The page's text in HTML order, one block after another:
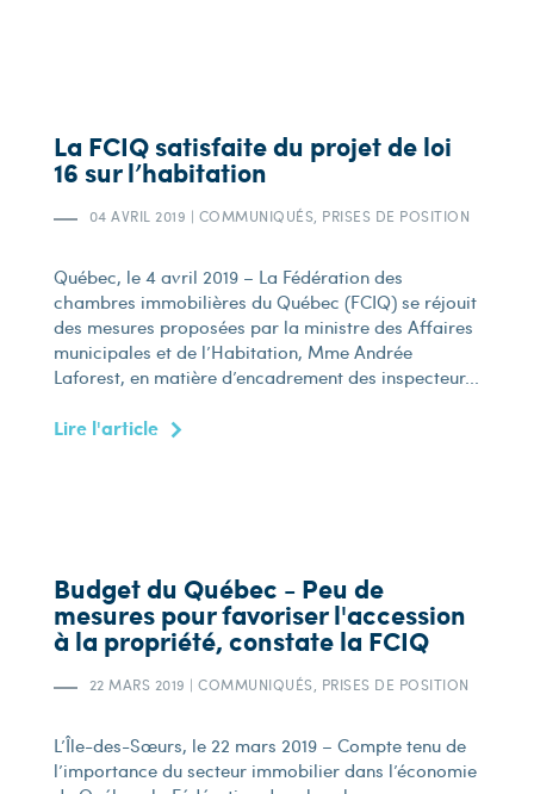
La FCIQ satisfaite du projet de loi
16 sur l’habitation
04 AVRIL 2019 | COMMUNIQUÉS, PRISES DE POSITION
Québec, le 4 avril 2019 – La Fédération des
chambres immobilières du Québec (FCIQ) se réjouit
des mesures proposées par la ministre des Affaires
municipales et de l’Habitation, Mme Andrée
Laforest, en matière d’encadrement des inspecteur...
Lire l'article
Budget du Québec - Peu de
mesures pour favoriser l'accession
à la propriété, constate la FCIQ
22 MARS 2019 | COMMUNIQUÉS, PRISES DE POSITION
L’Île-des-Sœurs, le 22 mars 2019 – Compte tenu de
l’importance du secteur immobilier dans l’économie